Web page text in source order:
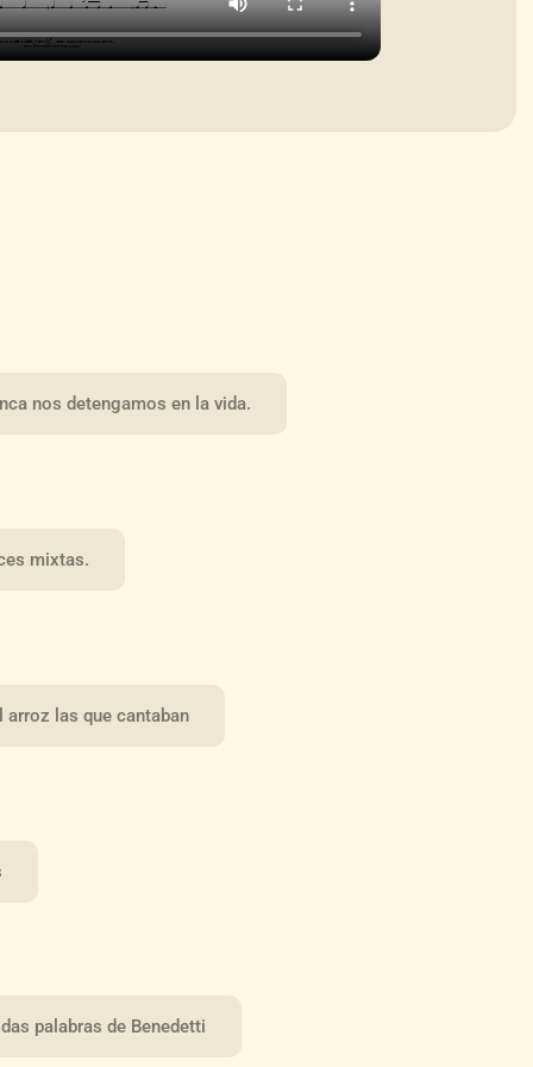
nos detengamos en la vida.
mixtas.
arroz las que cantaban
palabras de Benedetti